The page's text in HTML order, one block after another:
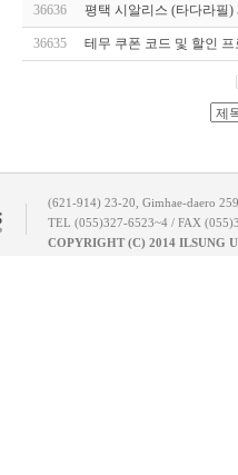
36636 평택 시알리스 (타다라필)
36635 테무 쿠폰 코드 및 할인
(621-914) 23-20, Gimhae-daero
TEL (055)327-6523~4 / FAX
COPYRIGHT (C) 2014 ILSUNG